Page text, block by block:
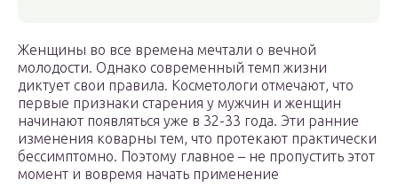
Женщины во все времена мечтали о вечной
молодости. Однако современный темп жизни
диктует свои правила. Косметологи отмечают, что
первые признаки старения у мужчин и женщин
начинают появляться уже в 32-33 года. Эти ранние
изменения коварны тем, что протекают практически
бессимптомно. Поэтому главное – не пропустить этот
момент и вовремя начать применение